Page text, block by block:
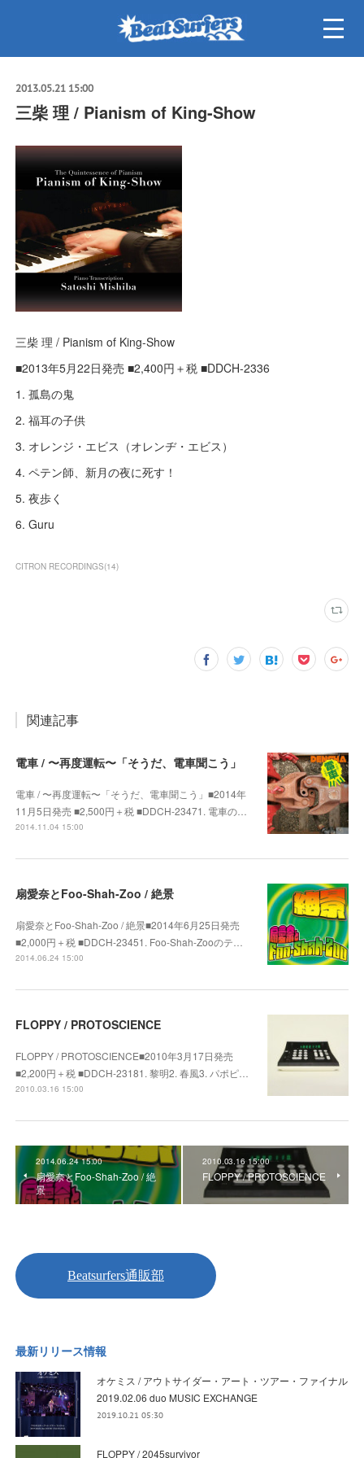
2013.05.21 15:00
三柴 理 / Pianism of King-Show
三柴 理 / Pianism of King-Show
■2013年5月22日発売 ■2,400円＋税 ■DDCH-2336
1. 孤島の鬼
2. 福耳の子供
3. オレンジ・エビス（オレンヂ・エビス）
4. ペテン師、新月の夜に死す！
5. 夜歩く
6. Guru
CITRON RECORDINGS(14)
関連記事
電車 / 〜再度運転〜「そうだ、電車聞こう」
電車 / 〜再度運転〜「そうだ、電車聞こう」■2014年
11月5日発売 ■2,500円＋税 ■DDCH-23471. 電車の…
2014.11.04 15:00
扇愛奈とFoo-Shah-Zoo / 絶景
扇愛奈とFoo-Shah-Zoo / 絶景■2014年6月25日発売
■2,000円＋税 ■DDCH-23451. Foo-Shah-Zooのテ…
2014.06.24 15:00
FLOPPY / PROTOSCIENCE
FLOPPY / PROTOSCIENCE■2010年3月17日発売
■2,200円＋税 ■DDCH-23181. 黎明2. 春風3. パポピ…
2010.03.16 15:00
2014.06.24 15:00
扇愛奈とFoo-Shah-Zoo / 絶
景
2010.03.16 15:00
FLOPPY / PROTOSCIENCE
最新リリース情報
オケミス / アウトサイダー・アート・ツアー・ファイナル
2019.02.06 duo MUSIC EXCHANGE
2019.10.21 05:30
FLOPPY / 2045survivor